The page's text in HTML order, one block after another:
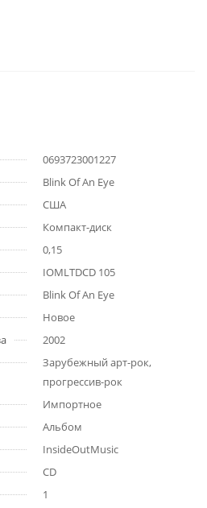
0693723001227
Blink Of An Eye
США
Компакт-диск
0,15
IOMLTDCD 105
Blink Of An Eye
Новое
2002
Зарубежный арт-рок,
прогрессив-рок
Импортное
Альбом
InsideOutMusic
CD
1